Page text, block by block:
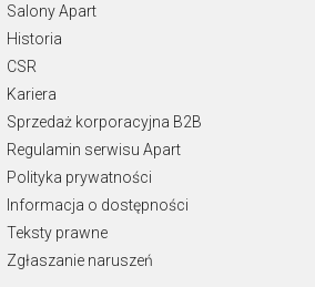
Salony Apart
Historia
CSR
Kariera
Sprzedaż korporacyjna B2B
Regulamin serwisu Apart
Polityka prywatności
Informacja o dostępności
Teksty prawne
Zgłaszanie naruszeń